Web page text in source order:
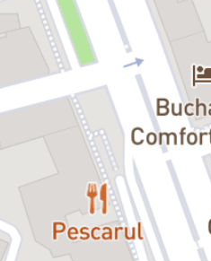
bun copil din lumene vorbește
imposibilul și despre efortul de a
identitate, cu propria viață, cu
"Îmi doresc ca «Cel mai bun copil
Scopul meu este să-mi ofer
celorlalți, iar dacă se poate, să
– Alina Șerban
Și dureros, și comic, spectacolul
aduce pe scenă povestea
dar care se salvează, construindu-
Povestea de viață a eroinei
inspirație pentru oricine vrea să-și